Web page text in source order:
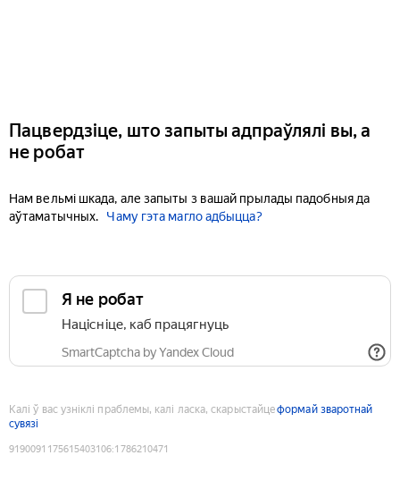
Пацвердзіце, што запыты адпраўлялі вы, а
не робат
Нам вельмі шкада, але запыты з вашай прылады падобныя да
аўтаматычных.
Чаму гэта магло адбыцца?
Я не робат
Націсніце, каб працягнуць
SmartCaptcha by Yandex Cloud
Калі ў вас узніклі праблемы, калі ласка, скарыстайцеформай зваротнай
сувязі
9190091175615403106:1786210471